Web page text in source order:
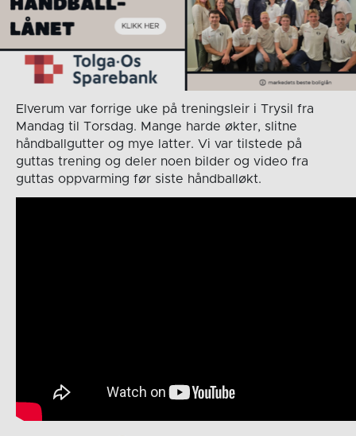
Elverum var forrige uke på treningsleir i Trysil fra
Mandag til Torsdag. Mange harde økter, slitne
håndballgutter og mye latter. Vi var tilstede på
guttas trening og deler noen bilder og video fra
guttas oppvarming før siste håndballøkt.